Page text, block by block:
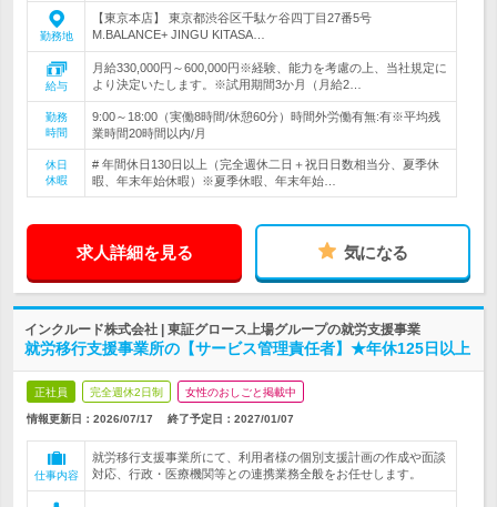
勤務地
【東京本店】 東京都渋谷区千駄ケ谷四丁目27番5号
M.BALANCE+ JINGU KITASA…
給与
月給330,000円～600,000円※経験、能力を考慮の上、当社規定に
より決定いたします。※試用期間3か月（月給2…
勤務
時間
9:00～18:00（実働8時間/休憩60分）時間外労働有無:有※平均残
業時間20時間以内/月
休日
休暇
# 年間休日130日以上（完全週休二日＋祝日日数相当分、夏季休
暇、年末年始休暇）※夏季休暇、年末年始…
求人詳細を見る 気になる
インクルード株式会社 | 東証グロース上場グループの就労支援事業
就労移行支援事業所の【サービス管理責任者】★年休125日以上
正社員 完全週休2日制 女性のおしごと掲載中
情報更新日：2026/07/17 終了予定日： 2027/01/07
仕事内容
就労移行支援事業所にて、利用者様の個別支援計画の作成や面談
対応、行政・医療機関等との連携業務全般をお任せします。